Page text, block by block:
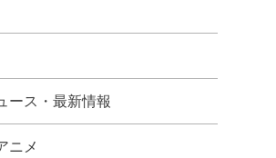
ース・最新情報
ニメ